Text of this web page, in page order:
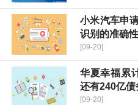
小米汽车申
识别的准确
[09-20]
华夏幸福累
还有240亿
[09-20]